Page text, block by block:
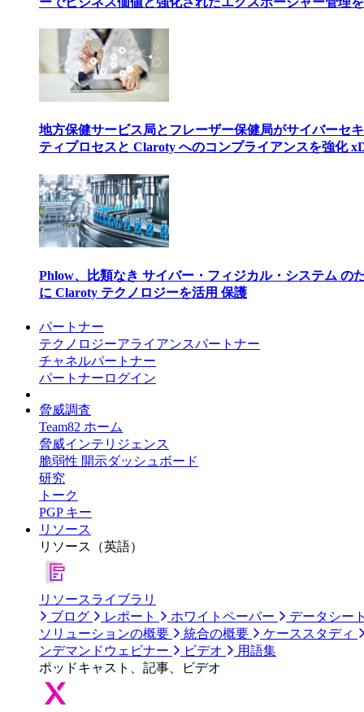
地方保健サービス局とフレーザー保健局がサイバーセ
ティプロセスと Claroty へのコンプライアンスを強化
Phlow、比類なき サイバー・フィジカル・システム の
に Claroty テクノロジーを活用 保護
パートナー
テクノロジーアライアンスパートナー
チャネルパートナー
パートナーログイン
脅威調査
Team82 ホーム
脅威インテリジェンス
脆弱性 開示ダッシュボード
研究
トーク
PGP キー
リソース
リソース（英語）
リソースライブラリ
ブログ
レポート ホワイトペーパー
データシー
ソリューションの概要
統合の概要
ケーススタディ
ンデマンドウェビナー
ビデオ
用語集
ポッドキャスト、記事、ビデオ